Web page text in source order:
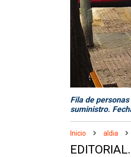
Fila de
suministro.
Inicio aldia